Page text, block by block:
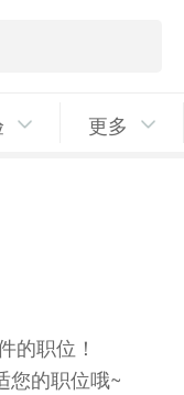
更多
的职位！
您的职位哦~